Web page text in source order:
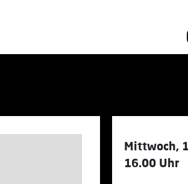
Mittwoch,
16.00 Uhr